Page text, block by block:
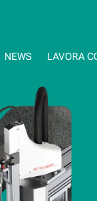
NEWS LAVORA